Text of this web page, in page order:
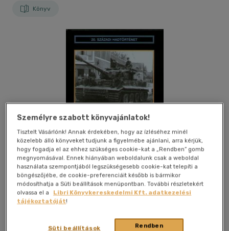
Könyv
Kívánságlistához adom
Személyre szabott könyvajánlatok!
Tisztelt Vásárlónk! Annak érdekében, hogy az ízléséhez minél
közelebb álló könyveket tudjunk a figyelmébe ajánlani, arra kérjük,
hogy fogadja el az ehhez szükséges cookie-kat a „Rendben” gomb
megnyomásával. Ennek hiányában weboldalunk csak a weboldal
használata szempontjából legszükségesebb cookie-kat telepíti a
böngészőjébe, de cookie-preferenciáit később is bármikor
módosíthatja a Süti beállítások menüpontban. További részletekért
olvassa el a
Libri Könyvkereskedelmi Kft. adatkezelési
tájékoztatóját!
Rendben
Süti beállítások